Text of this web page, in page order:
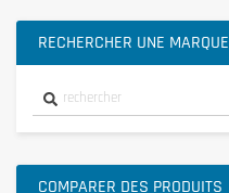
RECHERCHER UNE MARQUE
COMPARER DES PRODUITS